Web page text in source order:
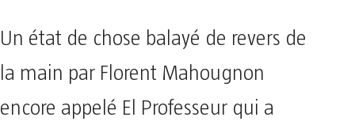
Un état de chose balayé de revers de
la main par Florent Mahougnon
encore appelé El Professeur qui a